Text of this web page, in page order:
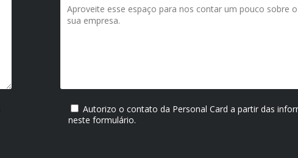
Autorizo o contato da Personal Card a partir das
neste formulário.